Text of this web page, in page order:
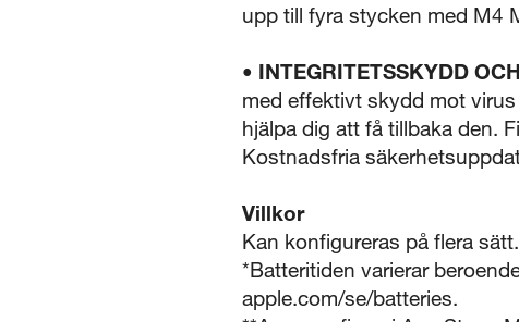
upp till fyra stycken med M4
• INTEGRITETSSKYDD
med effektivt skydd mot
hjälpa dig att få tillbaka den.
Kostnadsfria
Villkor
Kan konfigureras på flera sätt.
*Batteritiden varierar
apple.com/se/batteries.